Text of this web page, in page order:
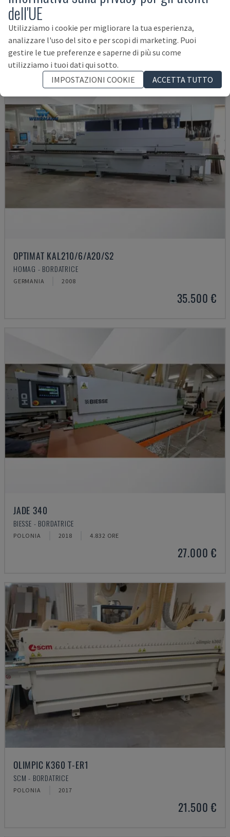
IMA - BORDATRICE
GERMANIA 2003
38.400 €
OPTIMAT KAL210/6/A20/S2
HOMAG - BORDATRICE
GERMANIA 2008
35.500 €
JADE 340
BIESSE - BORDATRICE
POLONIA 2018 4.832 ORE
27.000 €
OLIMPIC K360 T-ER1
SCM - BORDATRICE
POLONIA 2017
21.500 €
dell'UE
Utilizziamo i cookie per migliorare la tua esperienza,
analizzare l'uso del sito e per scopi di marketing. Puoi
gestire le tue preferenze e saperne di più su come
utilizziamo i tuoi dati qui sotto.
IMPOSTAZIONI COOKIE
ACCETTA TUTTO